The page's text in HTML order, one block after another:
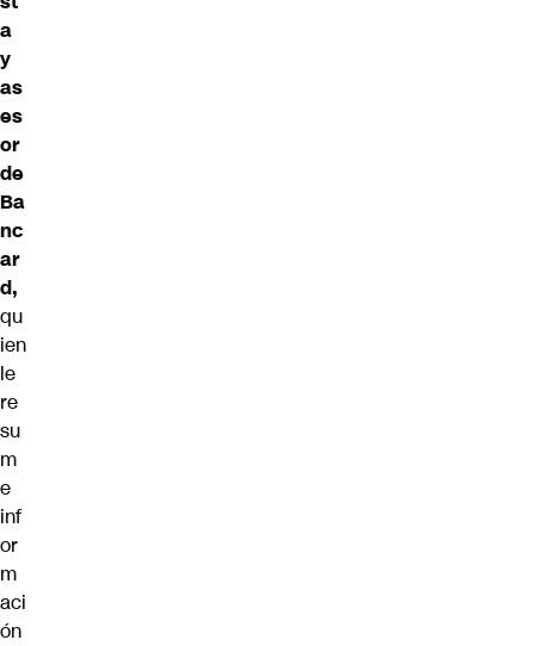
a
y
as
es
or
de
Ba
nc
ar
d,
qu
ien
le
re
su
m
e
inf
or
m
aci
ón